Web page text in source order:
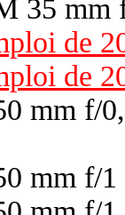
35 mm
de
de
mm f/
mm f/